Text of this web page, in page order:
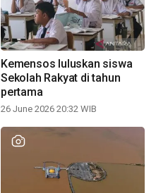
Kemensos luluskan siswa
Sekolah Rakyat di tahun
pertama
26 June 2026 20:32 WIB